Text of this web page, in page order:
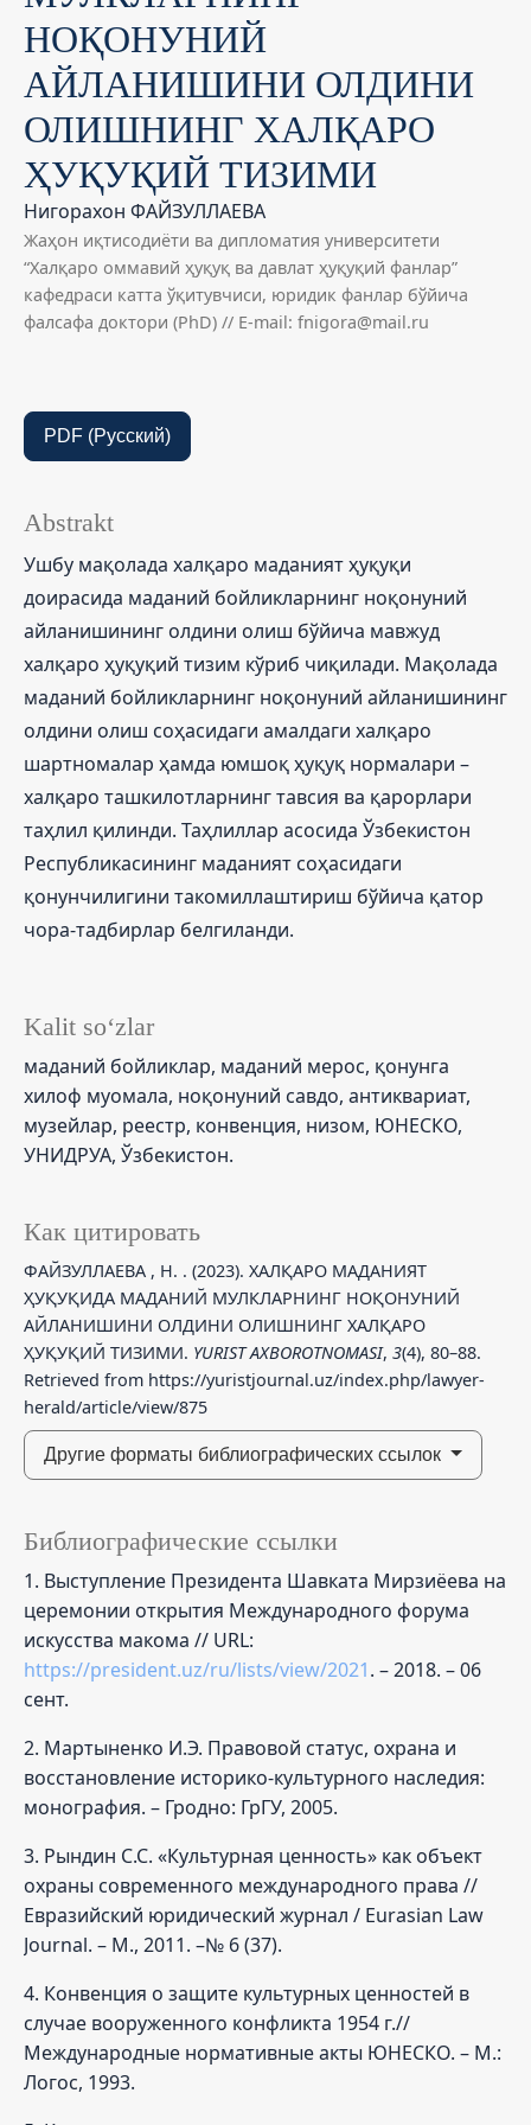
НОҚОНУНИЙ
АЙЛАНИШИНИ ОЛДИНИ
ОЛИШНИНГ ХАЛҚАРО
ҲУҚУҚИЙ ТИЗИМИ
Нигорахон ФАЙЗУЛЛАЕВА
Жаҳон иқтисодиёти ва дипломатия университети
“Халқаро оммавий ҳуқуқ ва давлат ҳуқуқий фанлар”
кафедраси катта ўқитувчиси, юридик фанлар бўйича
фалсафа доктори (PhD) // E-mail: fnigora@mail.ru
PDF (Русский)
Kalit so‘zlar
маданий бойликлар, маданий мерос, қонунга
хилоф муомала, ноқонуний савдо, антиквариат,
музейлар, реестр, конвенция, низом, ЮНЕСКО,
УНИДРУА, Ўзбекистон.
Как цитировать
ФАЙЗУЛЛАЕВА , Н. . (2023). ХАЛҚАРО МАДАНИЯТ
ҲУҚУҚИДА МАДАНИЙ МУЛКЛАРНИНГ НОҚОНУНИЙ
АЙЛАНИШИНИ ОЛДИНИ ОЛИШНИНГ ХАЛҚАРО
ҲУҚУҚИЙ ТИЗИМИ. YURIST AXBOROTNOMASI, 3(4), 80–88.
Retrieved from https://yuristjournal.uz/index.php/lawyer-
herald/article/view/875
Другие форматы библиографических ссылок
Abstrakt
Ушбу мақолада халқаро маданият ҳуқуқи
доирасида маданий бойликларнинг ноқонуний
айланишининг олдини олиш бўйича мавжуд
халқаро ҳуқуқий тизим кўриб чиқилади. Мақолада
маданий бойликларнинг ноқонуний айланишининг
олдини олиш соҳасидаги амалдаги халқаро
шартномалар ҳамда юмшоқ ҳуқуқ нормалари –
халқаро ташкилотларнинг тавсия ва қарорлари
таҳлил қилинди. Таҳлиллар асосида Ўзбекистон
Республикасининг маданият соҳасидаги
қонунчилигини такомиллаштириш бўйича қатор
чора-тадбирлар белгиланди.
Библиографические ссылки
1. Выступление Президента Шавката Мирзиёева на
церемонии открытия Международного форума
искусства макома // URL:
https://president.uz/ru/lists/view/2021. – 2018. – 06
сент.
2. Мартыненко И.Э. Правовой статус, охрана и
восстановление историко-культурного наследия:
монография. – Гродно: ГрГУ, 2005.
3. Рындин С.С. «Культурная ценность» как объект
охраны современного международного права //
Евразийский юридический журнал / Eurasian Law
Journal. – М., 2011. –№ 6 (37).
4. Конвенция о защите культурных ценностей в
случае вооруженного конфликта 1954 г.//
Международные нормативные акты ЮНЕСКО. – М.:
Логос, 1993.